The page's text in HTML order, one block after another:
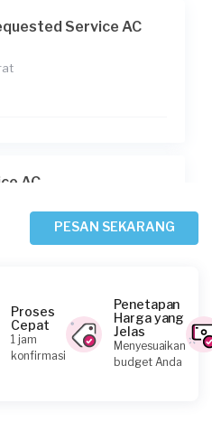
Service AC
AC
Service AC
PESAN SEKARANG
Proses
Cepat
1 jam
konfirmasi
Penetapan
Harga yang
Jelas
Menyesuaikan
budget Anda